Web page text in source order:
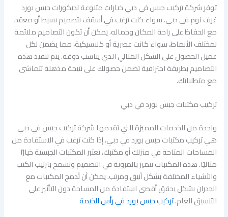
توفر شركة تركيب جبس في دبي خيارات متنوعة لديكورات جبس بورد
غرف نوم في دبي، سواء كنت ترغب في أسقف بتصميم بسيط أو معقد،
مع الحفاظ على راحة المكان وجماله. يمكن أن تكون التصاميم ملائمة
لمختلف الأنماط، سواء كانت عصرية أو كلاسيكية، مما يضمن لكل
عميل الحصول على الشكل المثالي الذي يناسب ذوقه. يتم تنفيذ هذه
التصاميم بطريقة احترافية تضمن حصولك على نتيجة مذهلة تتماشى
مع متطلباتك.
تركيب مكتبات جبس بورد في دبي
واحدة من الخدمات المميزة التي تقدمها شركة تركيب جبس في دبي
هي تركيب مكتبات جبس بورد في دبي. إذا كنت ترغب في الاستفادة من
المساحات المتاحة في منزلك أو مكتبك، تعتبر المكتبات الجبسية خيارًا
مثاليًا. هذه المكتبات تتميز بالمرونة في التصميم وتسمح بترتيب الكتب
والأشياء المختلفة بشكل أنيق ومرتب. يمكن أن تُدمج المكتبات مع
الجدران بشكل يحقق أقصى استفادة من المساحة دون التأثير على
التنسيق العام.تركيب جبس بورد في رأس الخيمة